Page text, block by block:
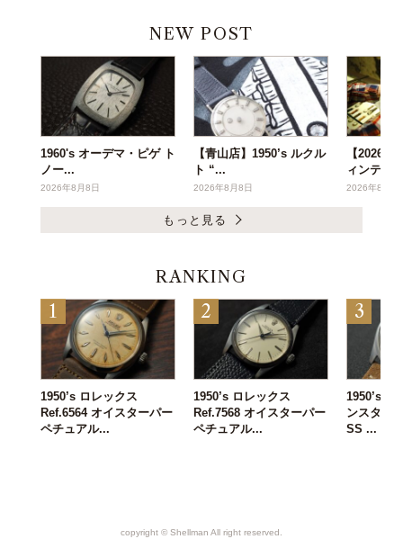
NEW POST
1960's オーデマ・ピゲ ト
ノー...
2026年8月8日
【青山店】1950’s ルクル
ト “...
2026年8月8日
【2026年
ィンテー...
2026年8月6
もっと見る
RANKING
1950’s ロレックス
Ref.6564 オイスターパー
ペチュアル...
1950’s ロレックス
Ref.7568 オイスターパー
ペチュアル...
1950’s ヴ
ンスタン
SS ...
copyright ©︎ Shellman All right reserved.